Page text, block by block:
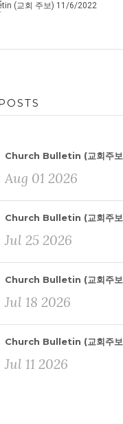
(교회 주보) 11/6/2022
Church Bulletin (교회주
Aug 01 2026
Church Bulletin (교회주
Jul 25 2026
Church Bulletin (교회주
Jul 18 2026
Church Bulletin (교회주
Jul 11 2026